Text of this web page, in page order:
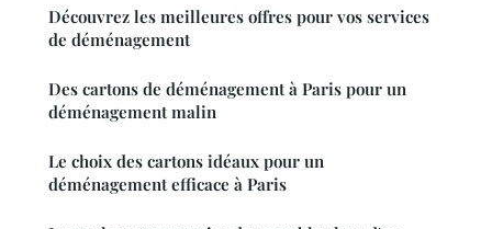
Découvrez les meilleures offres pour vos services
de déménagement
Des cartons de déménagement à Paris pour un
déménagement malin
Le choix des cartons idéaux pour un
déménagement efficace à Paris